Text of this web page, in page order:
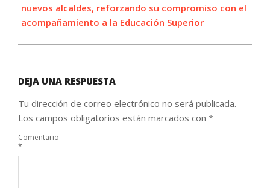
nuevos alcaldes, reforzando su compromiso con el
acompañamiento a la Educación Superior
DEJA UNA RESPUESTA
Tu dirección de correo electrónico no será publicada.
Los campos obligatorios están marcados con *
Comentario
*